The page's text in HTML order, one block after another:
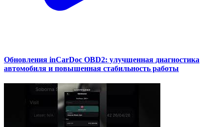
Обновления inCarDoc OBD2: улучшенная диагностика
автомобиля и повышенная стабильность работы